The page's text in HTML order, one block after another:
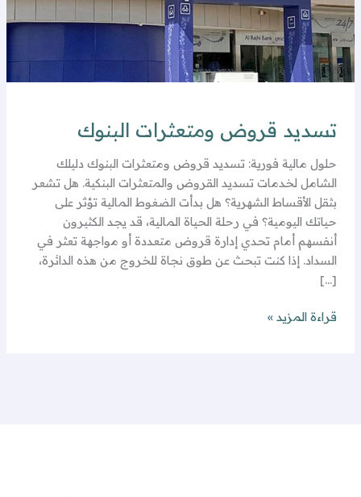
تسديد قروض ومتعثرات البنوك
حلول مالية فورية: تسديد قروض ومتعثرات البنوك دليلك
الشامل لخدمات تسديد القروض والمتعثرات البنكية. هل تشعر
بثقل الأقساط الشهرية؟ هل بدأت الضغوط المالية تؤثر على
حياتك اليومية؟ في رحلة الحياة المالية، قد يجد الكثيرون
أنفسهم أمام تحدي إدارة قروض متعددة أو مواجهة تعثر في
السداد. إذا كنت تبحث عن طوق نجاة للخروج من هذه الدائرة،
[…]
قراءة المزيد »